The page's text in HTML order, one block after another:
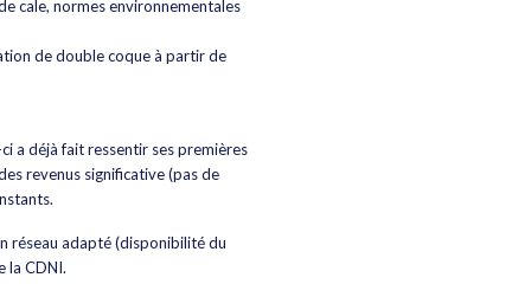
cale, normes environnementales
de double coque à partir de
a déjà fait ressentir ses premières
revenus significative (pas de
réseau adapté (disponibilité du
la CDNI.